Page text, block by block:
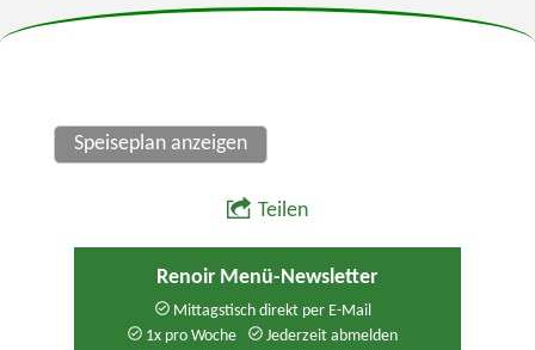
Speiseplan anzeigen
Teilen
Renoir Menü-Newsletter
Mittagstisch direkt per E-Mail
1x pro Woche
Jederzeit abmelden